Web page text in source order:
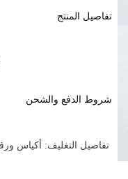
تفاصيل المنتج
شروط الدفع والشحن